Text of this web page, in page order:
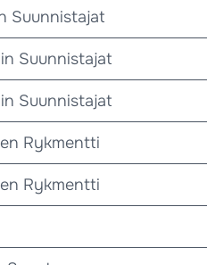
Suunnistajat
Suunnistajat
Suunnistajat
Rykmentti
Rykmentti